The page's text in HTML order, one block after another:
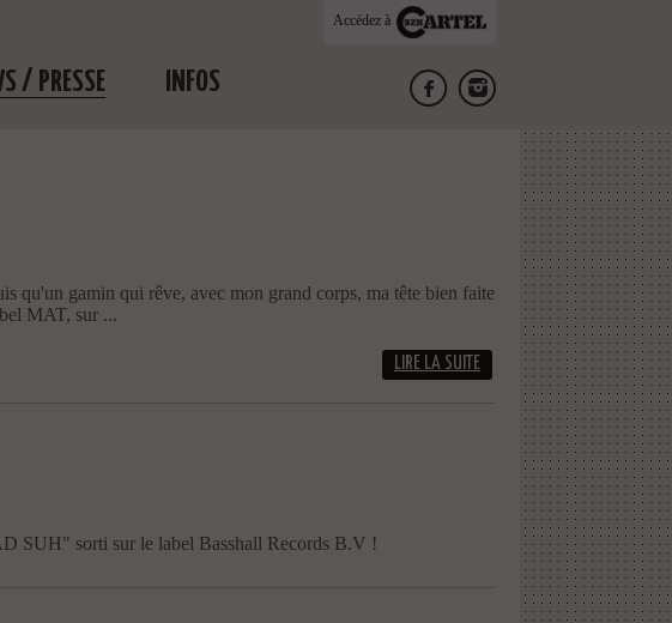
Accédez à
/ PRESSE INFOS
qu'un gamin qui rêve, avec mon grand corps, ma tête bien faite
MAT, sur ...
LIRE LA SUITE
SUH" sorti sur le label Basshall Records B.V !